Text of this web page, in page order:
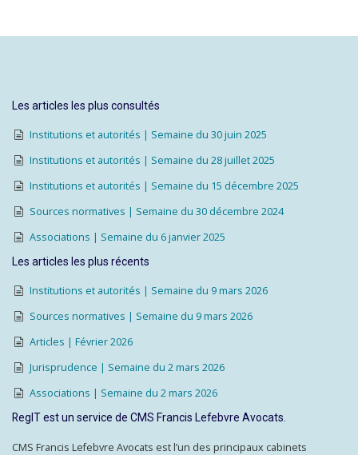
Les articles les plus consultés
Institutions et autorités | Semaine du 30 juin 2025
Institutions et autorités | Semaine du 28 juillet 2025
Institutions et autorités | Semaine du 15 décembre 2025
Sources normatives | Semaine du 30 décembre 2024
Associations | Semaine du 6 janvier 2025
Les articles les plus récents
Institutions et autorités | Semaine du 9 mars 2026
Sources normatives | Semaine du 9 mars 2026
Articles | Février 2026
Jurisprudence | Semaine du 2 mars 2026
Associations | Semaine du 2 mars 2026
RegIT est un service de CMS Francis Lefebvre Avocats.
CMS Francis Lefebvre Avocats est l’un des principaux cabinets